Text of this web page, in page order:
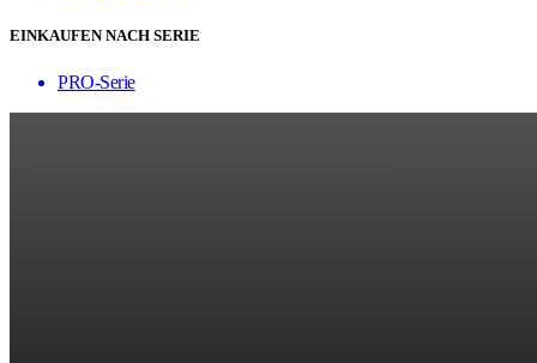
EINKAUFEN NACH SERIE
PRO-Serie